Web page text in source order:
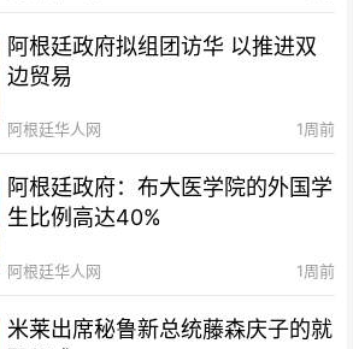
阿根廷政府拟组团访华 以推进双
边贸易
阿根廷华人网 1周前
阿根廷政府：布大医学院的外国学
生比例高达40%
阿根廷华人网 1周前
米莱出席秘鲁新总统藤森庆子的就